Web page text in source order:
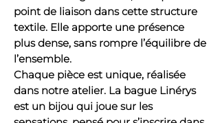
point de liaison dans cette structure
textile. Elle apporte une présence
plus dense, sans rompre l’équilibre de
l’ensemble.
Chaque pièce est unique, réalisée
dans notre atelier. La bague Linérys
est un bijou qui joue sur les